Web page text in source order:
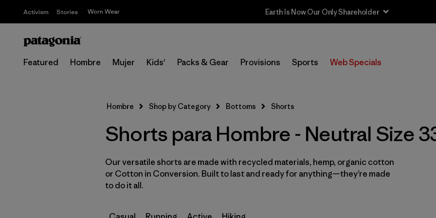
Activism Stories Worn Wear Earth Is Now Our Only Shareholder
Featured Hombre Mujer Kids' Packs & Gear Provisions Sports Web Specials
Selecciona una tienda
Filtrar por
Size
33
28 (6)
Hombre Shop by Category Bottoms Shorts
Shorts para Hombre - Neutral Size
Our versatile shorts are made with recycled materials, hemp, organic cotton
or Cotton in Conversion. Built to last and ready for anything—they’re made
to do it all.